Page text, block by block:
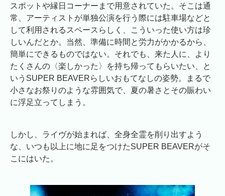
スポットや縁日コーナーまで用意されていた。そこは通
常、アーティストが単独公演を行う際には駐車場などと
して利用されるスペースらしく、こういった使い方は珍
しいんだとか。当然、準備に時間と労力がかかるから、
簡単にできるものではない。それでも、来た人に、より
たくさんの〈楽しかった〉を持ち帰ってもらいたい、と
いうSUPER BEAVERらしいおもてなしの姿勢。まるで
小さなお祭りのような雰囲気で、夏の暑さとその賑わい
に浮足立ってしまう。
しかし、ライヴが始まれば、全身全霊を削り出すよう
な、いつも以上に地に足をつけたSUPER BEAVERがそ
こにはいた。